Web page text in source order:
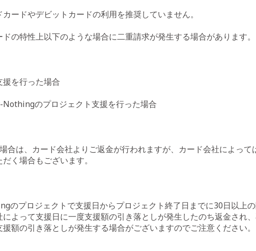
ードやデビットカードの利用を推奨していません。
の特性上以下のような場合に二重請求が発生する場合があります。
援を行った場合
Nothingのプロジェクト支援を行った場合
合は、カード会社よりご返金が行われますが、カード会社によって
く場合もございます。
のプロジェクトで支援日からプロジェクト終了日までに30日以上
によって支援日に一度支援額の引き落としが発生したのち返金され
額の引き落としが発生する場合がございますのでご注意ください。